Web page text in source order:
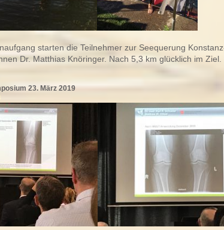
starten die Teilnehmer zur Seequerung
Dr. Matthias Knöringer. Nach 5,3 km glücklich im Ziel.
23. März 2019